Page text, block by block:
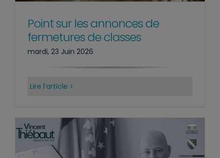
Point sur les annonces de
fermetures de classes
mardi, 23 Juin 2026
Lire l’article